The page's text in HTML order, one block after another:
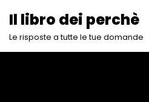
Vai
Il libro dei perchè
Le risposte a tutte le tue domande